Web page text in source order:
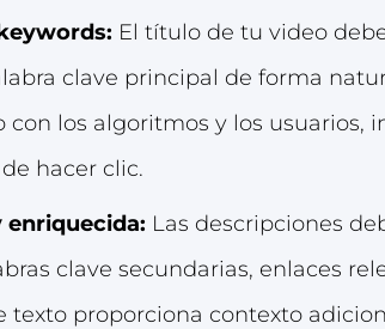
El título de tu video
clave principal de forma
los algoritmos y los usuarios,
hacer clic.
enriquecida: Las descripciones
clave secundarias, enlaces
texto proporciona contexto